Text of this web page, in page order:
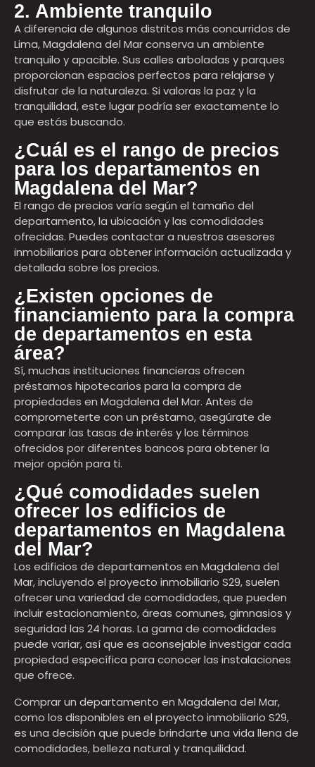
2. Ambiente tranquilo
A diferencia de algunos distritos más concurridos de
Lima, Magdalena del Mar conserva un ambiente
tranquilo y apacible. Sus calles arboladas y parques
proporcionan espacios perfectos para relajarse y
disfrutar de la naturaleza. Si valoras la paz y la
tranquilidad, este lugar podría ser exactamente lo
que estás buscando.
¿Cuál es el rango de precios
para los departamentos en
Magdalena del Mar?
El rango de precios varía según el tamaño del
departamento, la ubicación y las comodidades
ofrecidas. Puedes contactar a nuestros asesores
inmobiliarios para obtener información actualizada y
detallada sobre los precios.
¿Existen opciones de
financiamiento para la compra
de departamentos en esta
área?
Sí, muchas instituciones financieras ofrecen
préstamos hipotecarios para la compra de
propiedades en Magdalena del Mar. Antes de
comprometerte con un préstamo, asegúrate de
comparar las tasas de interés y los términos
ofrecidos por diferentes bancos para obtener la
mejor opción para ti.
¿Qué comodidades suelen
ofrecer los edificios de
departamentos en Magdalena
del Mar?
Los edificios de departamentos en Magdalena del
Mar, incluyendo el proyecto inmobiliario S29, suelen
ofrecer una variedad de comodidades, que pueden
incluir estacionamiento, áreas comunes, gimnasios y
seguridad las 24 horas. La gama de comodidades
puede variar, así que es aconsejable investigar cada
propiedad específica para conocer las instalaciones
que ofrece.
Comprar un departamento en Magdalena del Mar,
como los disponibles en el proyecto inmobiliario S29,
es una decisión que puede brindarte una vida llena de
comodidades, belleza natural y tranquilidad.